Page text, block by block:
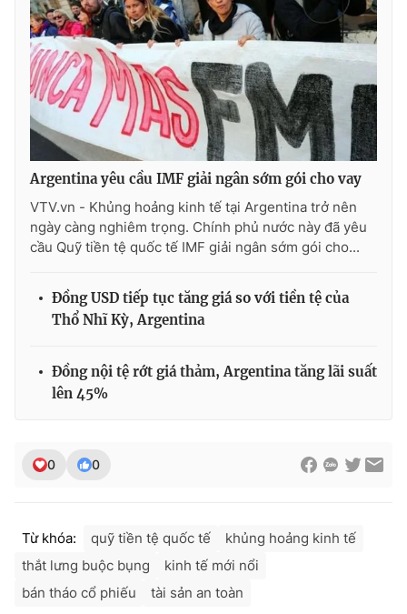
THỜI BÁO VTV
Theo dõi báo trên
Cơ quan chủ quản:Đài Truyền hình Việt Nam
Cơ quan báo chí:Thời báo VTV
cấp ngày 29/12/2023
Tổng Biên tập:Vũ Thanh Thủy
Nguyễn Trọng Ninh
Tổng đài VTV:024.38 355 931 - 024.38 355 932
Liên hệ quảng cáo:
Argentina yêu cầu IMF giải ngân sớm gói cho vay
VTV.vn - Khủng hoảng kinh tế tại Argentina trở nên
ngày càng nghiêm trọng. Chính phủ nước này đã yêu
cầu Quỹ tiền tệ quốc tế IMF giải ngân sớm gói cho...
Đồng USD tiếp tục tăng giá so với tiền tệ của
Thổ Nhĩ Kỳ, Argentina
Đồng nội tệ rớt giá thảm, Argentina tăng lãi suất
lên 45%
0 0
Từ khóa: quỹ tiền tệ quốc tế
khủng hoảng kinh tế
thắt lưng buộc bụng
kinh tế mới nổi
bán tháo cổ phiếu
tài sản an toàn